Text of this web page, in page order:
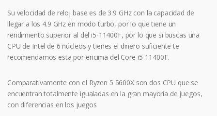
Su velocidad de reloj base es de 3.9 GHz con la capacidad de
llegar a los 4.9 GHz en modo turbo, por lo que tiene un
rendimiento superior al del i5-11400F, por lo que si buscas una
CPU de Intel de 6 núcleos y tienes el dinero suficiente te
recomendamos esta por encima del Core i5-11400F.
Comparativamente con el Ryzen 5 5600X son dos CPU que se
encuentran totalmente igualadas en la gran mayoría de juegos,
con diferencias en los juegos